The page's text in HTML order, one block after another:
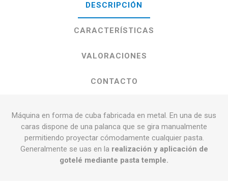
DESCRIPCIÓN
CARACTERÍSTICAS
VALORACIONES
CONTACTO
Máquina en forma de cuba fabricada en metal. En una de sus
caras dispone de una palanca que se gira manualmente
permitiendo proyectar cómodamente cualquier pasta.
Generalmente se uas en la realización y aplicación de
gotelé mediante pasta temple.